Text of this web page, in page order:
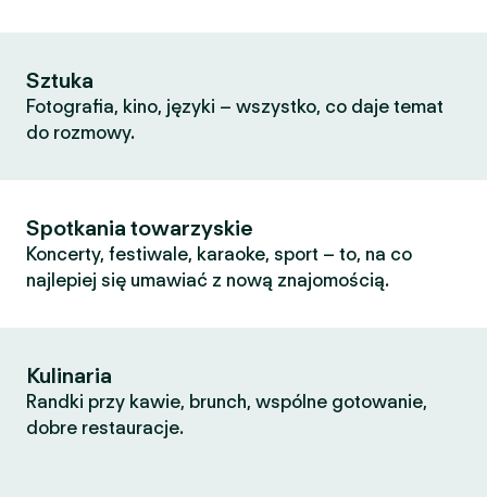
Sztuka
Fotografia, kino, języki – wszystko, co daje temat
do rozmowy.
Spotkania towarzyskie
Koncerty, festiwale, karaoke, sport – to, na co
najlepiej się umawiać z nową znajomością.
Kulinaria
Randki przy kawie, brunch, wspólne gotowanie,
dobre restauracje.